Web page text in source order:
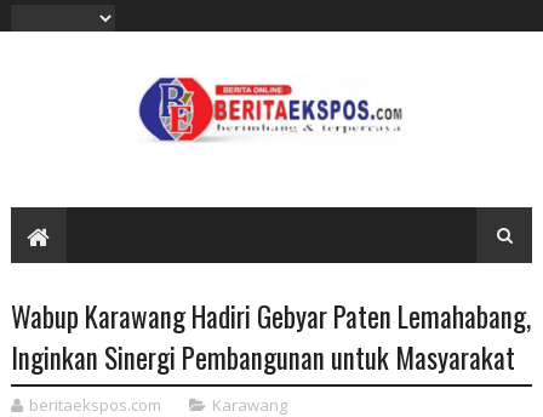
Wabup Karawang Hadiri Gebyar Paten Lemahabang,
Inginkan Sinergi Pembangunan untuk Masyarakat
beritaekspos.com Karawang